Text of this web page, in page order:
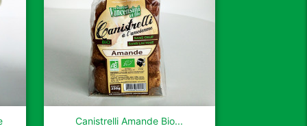
Canistrelli Amande Bio...
Aperçu rapide